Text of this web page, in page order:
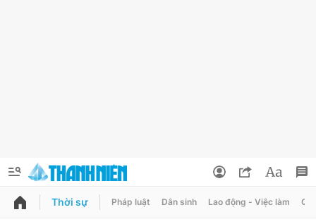
QUẢNG CÁO
Thời sự Pháp luật Dân sinh Lao động - Việc làm